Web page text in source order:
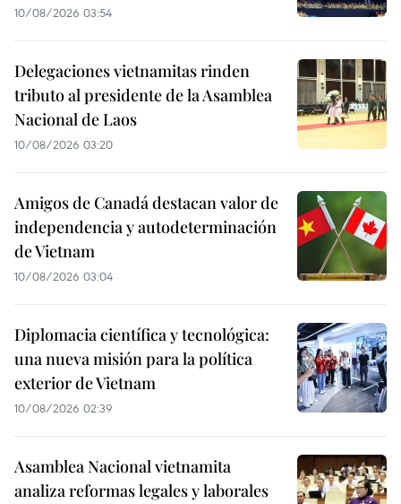
10/08/2026 03:54
Delegaciones vietnamitas rinden
tributo al presidente de la Asamblea
Nacional de Laos
10/08/2026 03:20
Amigos de Canadá destacan valor de
independencia y autodeterminación
de Vietnam
10/08/2026 03:04
Diplomacia científica y tecnológica:
una nueva misión para la política
exterior de Vietnam
10/08/2026 02:39
Asamblea Nacional vietnamita
analiza reformas legales y laborales